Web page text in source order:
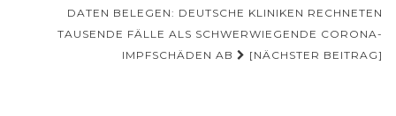
DATEN BELEGEN: DEUTSCHE KLINIKEN RECHNETEN
TAUSENDE FÄLLE ALS SCHWERWIEGENDE CORONA-
IMPFSCHÄDEN AB
[NÄCHSTER BEITRAG]